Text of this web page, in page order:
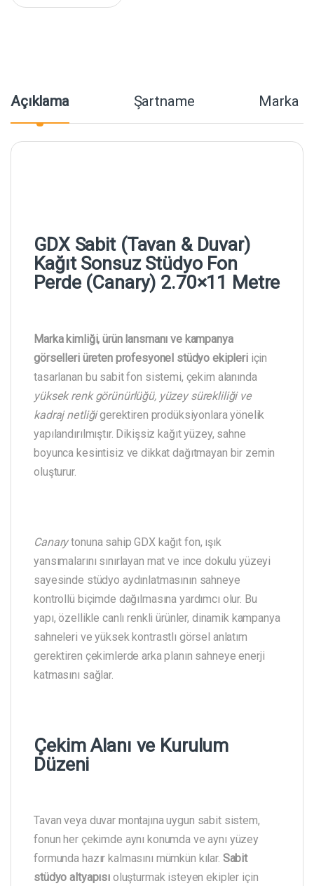
Açıklama Şartname Marka
GDX Sabit (Tavan & Duvar)
Kağıt Sonsuz Stüdyo Fon
Perde (Canary) 2.70×11 Metre
Marka kimliği, ürün lansmanı ve kampanya
görselleri üreten profesyonel stüdyo ekipleriiçin
tasarlanan bu sabit fon sistemi, çekim alanında
yüksek renk görünürlüğü, yüzey sürekliliği ve
kadraj netliğigerektiren prodüksiyonlara yönelik
yapılandırılmıştır. Dikişsiz kağıt yüzey, sahne
boyunca kesintisiz ve dikkat dağıtmayan bir zemin
oluşturur.
Canarytonuna sahip GDX kağıt fon, ışık
yansımalarını sınırlayan mat ve ince dokulu yüzeyi
sayesinde stüdyo aydınlatmasının sahneye
kontrollü biçimde dağılmasına yardımcı olur. Bu
yapı, özellikle canlı renkli ürünler, dinamik kampanya
sahneleri ve yüksek kontrastlı görsel anlatım
gerektiren çekimlerde arka planın sahneye enerji
katmasını sağlar.
Çekim Alanı ve Kurulum
Düzeni
Tavan veya duvar montajına uygun sabit sistem,
fonun her çekimde aynı konumda ve aynı yüzey
formunda hazır kalmasını mümkün kılar. Sabit
stüdyo altyapısıoluşturmak isteyen ekipler için